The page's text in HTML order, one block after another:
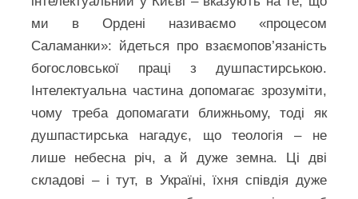
ми в Ордені називаємо «процесом
Саламанки»: йдеться про взаємопов’язаність
богословської праці з душпастирською.
Інтелектуальна частина допомагає зрозуміти,
чому треба допомагати ближньому, тоді як
душпастирська нагадує, що теологія – не
лише небесна річ, а й дуже земна. Ці дві
складові – і тут, в Україні, їхня співдія дуже